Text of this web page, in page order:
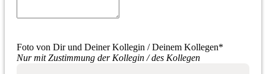
Foto von Dir und Deiner Kollegin / Deinem Kollegen*
Nur mit Zustimmung der Kollegin / des Kollegen